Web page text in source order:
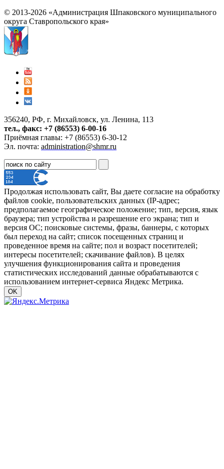
© 2013-2026 «Администрация Шпаковского муниципального
округа Ставропольского края»
356240, РФ, г. Михайловск, ул. Ленина, 113
тел., факс: +7 (86553) 6-00-16
Приёмная главы: +7 (86553) 6-30-12
Эл. почта: administration@shmr.ru
Продолжая использовать сайт, Вы даете согласие на обработку
файлов cookie, пользовательских данных (IP-адрес;
предполагаемое географическое положение; тип, версия, язык
браузера; тип устройства и разрешение его экрана; тип и
версия ОС; поисковые системы, фразы, баннеры, с которых
был переход на сайт; список посещенных страниц и
проведенное время на сайте; пол и возраст посетителей;
интересы посетителей; скачивание файлов). В целях
улучшения функционирования сайта и проведения
статистических исследований данные обрабатываются с
использованием интернет-сервиса Яндекс Метрика.
OK